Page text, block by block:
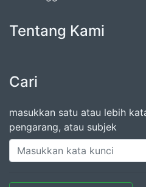
Tentang Kami
Cari
masukkan satu atau lebih
pengarang, atau subjek